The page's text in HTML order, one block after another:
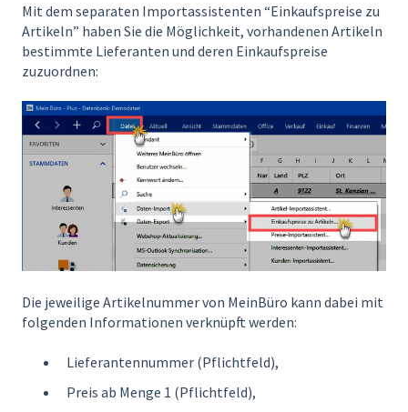
Mit dem separaten Importassistenten “Einkaufspreise zu
Artikeln” haben Sie die Möglichkeit, vorhandenen Artikeln
bestimmte Lieferanten und deren Einkaufspreise
zuzuordnen:
Die jeweilige Artikelnummer von MeinBüro kann dabei mit
folgenden Informationen verknüpft werden:
Lieferantennummer (Pflichtfeld),
Preis ab Menge 1 (Pflichtfeld),